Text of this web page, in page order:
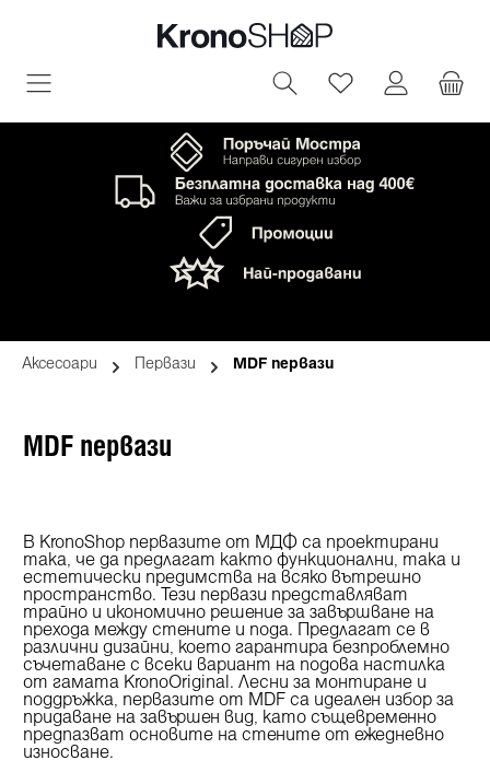
съдържание
Имате 0
Аксесоари Первази MDF первази
MDF первази
В KronoShop первазите от МДФ са проектирани
така, че да предлагат както функционални, така и
естетически предимства на всяко вътрешно
пространство. Тези первази представляват
трайно и икономично решение за завършване на
прехода между стените и пода. Предлагат се в
различни дизайни, което гарантира безпроблемно
съчетаване с всеки вариант на подова настилка
от гамата KronoOriginal. Лесни за монтиране и
поддръжка, первазите от MDF са идеален избор за
придаване на завършен вид, като същевременно
предпазват основите на стените от ежедневно
износване.